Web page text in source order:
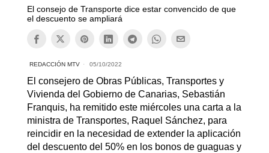
El consejo de Transporte dice estar convencido de que
el descuento se ampliará
REDACCIÓN MTV 05/10/2022
El consejero de Obras Públicas, Transportes y
Vivienda del Gobierno de Canarias, Sebastián
Franquis, ha remitido este miércoles una carta a la
ministra de Transportes, Raquel Sánchez, para
reincidir en la necesidad de extender la aplicación
del descuento del 50% en los bonos de guaguas y